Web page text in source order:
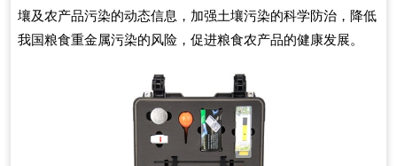
壤及农产品污染的动态信息，加强土壤污染的科学防治，降低
我国粮食重金属污染的风险，促进粮食农产品的健康发展。